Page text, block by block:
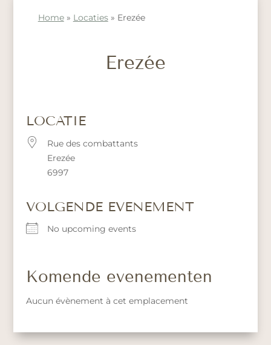
Home» Locaties» Erezée
Erezée
LOCATIE
Rue des combattants
Erezée
6997
VOLGENDE EVENEMENT
No upcoming events
Komende evenementen
Aucun évènement à cet emplacement